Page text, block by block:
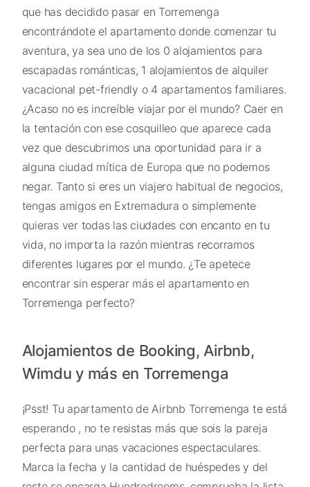
que has decidido pasar en Torremenga
encontrándote el apartamento donde comenzar tu
aventura, ya sea uno de los 0 alojamientos para
escapadas románticas, 1 alojamientos de alquiler
vacacional pet-friendly o 4 apartamentos familiares.
¿Acaso no es increíble viajar por el mundo? Caer en
la tentación con ese cosquilleo que aparece cada
vez que descubrimos una oportunidad para ir a
alguna ciudad mítica de Europa que no podemos
negar. Tanto si eres un viajero habitual de negocios,
tengas amigos en Extremadura o simplemente
quieras ver todas las ciudades con encanto en tu
vida, no importa la razón mientras recorramos
diferentes lugares por el mundo. ¿Te apetece
encontrar sin esperar más el apartamento en
Torremenga perfecto?
Alojamientos de Booking, Airbnb,
Wimdu y más en Torremenga
¡Psst! Tu apartamento de Airbnb Torremenga te está
esperando , no te resistas más que sois la pareja
perfecta para unas vacaciones espectaculares.
Marca la fecha y la cantidad de huéspedes y del